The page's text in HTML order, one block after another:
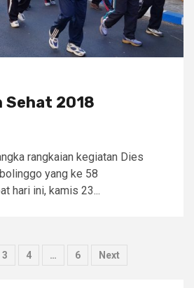
Sehat 2018
rangkaian kegiatan Dies
yang ke 58
hari ini, kamis 23...
3 4 … 6 Next